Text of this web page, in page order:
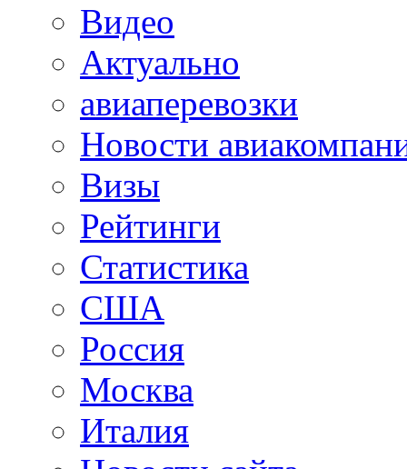
Видео
Актуально
авиаперевозки
Новости
Визы
Рейтинги
Статистика
США
Россия
Москва
Италия